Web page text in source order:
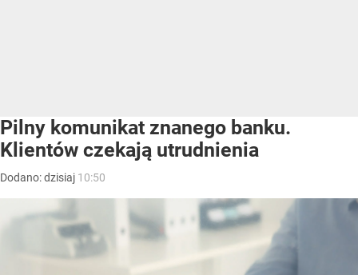
Pilny komunikat znanego banku.
Klientów czekają utrudnienia
Dodano:dzisiaj 10:50